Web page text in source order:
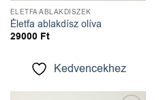
ÉLETFA ABLAKDÍSZEK
Életfa ablakdísz olíva
29000 Ft
Kedvencekhez